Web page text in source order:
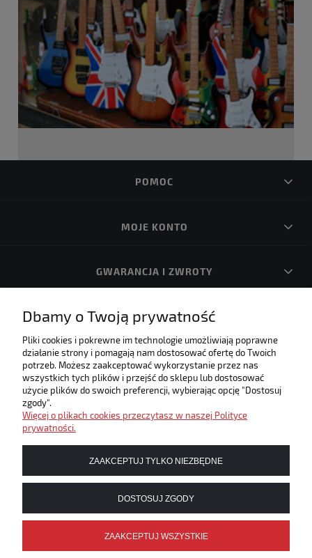
POMOC
MOJE KONTO
GWARANCJA I ZWROTY
O FIRMIE
Internetowa księgarnia muzyczna! Zapraszamy!
Umożliwiamy płatności elektroniczne w naszym sklepie
Dbamy o Twoją prywatność
Pliki cookies i pokrewne im technologie umożliwiają poprawne
działanie strony i pomagają nam dostosować ofertę do Twoich
potrzeb. Możesz zaakceptować wykorzystanie przez nas
wszystkich tych plików i przejść do sklepu lub dostosować
użycie plików do swoich preferencji, wybierając opcję "Dostosuj
zgody".
Więcej o plikach cookies przeczytasz w naszej Polityce
prywatności.
ZAAKCEPTUJ TYLKO NIEZBĘDNE
DOSTOSUJ ZGODY
ZAAKCEPTUJ WSZYSTKIE